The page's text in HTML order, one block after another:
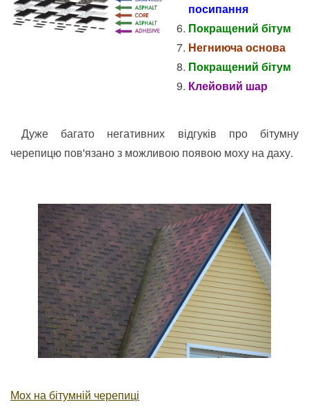
посипання
Покращений бітум
Негниюча основа
Покращений бітум
Клейовий шар
Дуже багато негативних відгуків про бітумну
черепицю пов'язано з можливою появою моху на даху.
Мох на бітумній черепиці